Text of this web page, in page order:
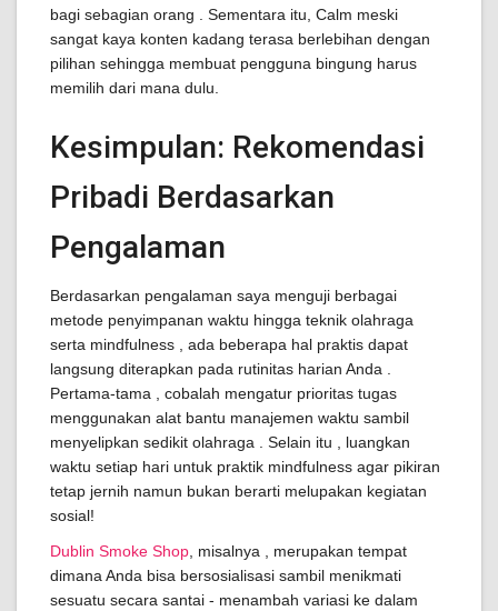
bagi sebagian orang . Sementara itu, Calm meski
sangat kaya konten kadang terasa berlebihan dengan
pilihan sehingga membuat pengguna bingung harus
memilih dari mana dulu.
Kesimpulan: Rekomendasi
Pribadi Berdasarkan
Pengalaman
Berdasarkan pengalaman saya menguji berbagai
metode penyimpanan waktu hingga teknik olahraga
serta mindfulness , ada beberapa hal praktis dapat
langsung diterapkan pada rutinitas harian Anda .
Pertama-tama , cobalah mengatur prioritas tugas
menggunakan alat bantu manajemen waktu sambil
menyelipkan sedikit olahraga . Selain itu , luangkan
waktu setiap hari untuk praktik mindfulness agar pikiran
tetap jernih namun bukan berarti melupakan kegiatan
sosial!
Dublin Smoke Shop , misalnya , merupakan tempat
dimana Anda bisa bersosialisasi sambil menikmati
sesuatu secara santai - menambah variasi ke dalam